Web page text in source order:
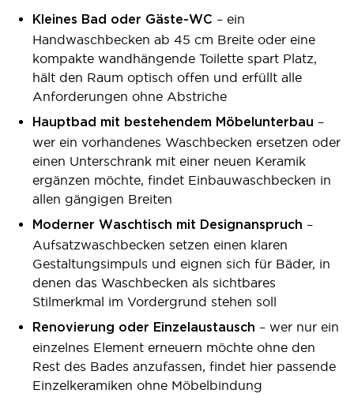
Kleines Bad oder Gäste-WC – ein
Handwaschbecken ab 45 cm Breite oder eine
kompakte wandhängende Toilette spart Platz,
hält den Raum optisch offen und erfüllt alle
Anforderungen ohne Abstriche
Hauptbad mit bestehendem Möbelunterbau –
wer ein vorhandenes Waschbecken ersetzen oder
einen Unterschrank mit einer neuen Keramik
ergänzen möchte, findet Einbauwaschbecken in
allen gängigen Breiten
Moderner Waschtisch mit Designanspruch –
Aufsatzwaschbecken setzen einen klaren
Gestaltungsimpuls und eignen sich für Bäder, in
denen das Waschbecken als sichtbares
Stilmerkmal im Vordergrund stehen soll
Renovierung oder Einzelaustausch – wer nur ein
einzelnes Element erneuern möchte ohne den
Rest des Bades anzufassen, findet hier passende
Einzelkeramiken ohne Möbelbindung